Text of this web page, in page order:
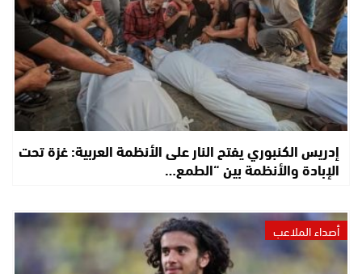
إدريس الكنبوري يفتح النار على الأنظمة العربية: غزة تحت
الإبادة والأنظمة بين “الطمع…
أصداء الملاعب